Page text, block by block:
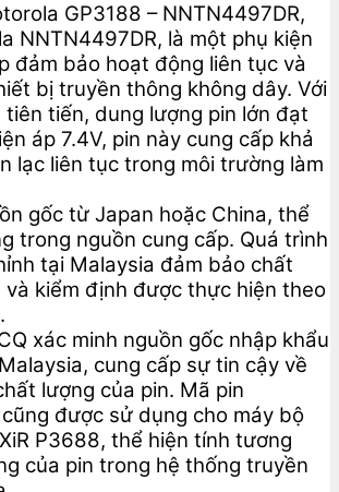
GP3188 – NNTN4497DR,
NNTN4497DR, là một phụ kiện
đảm bảo hoạt động liên tục và
bị truyền thông không dây. Với
tiến, dung lượng pin lớn đạt
áp 7.4V, pin này cung cấp khả
lạc liên tục trong môi trường làm
gốc từ Japan hoặc China, thể
trong nguồn cung cấp. Quá trình
tại Malaysia đảm bảo chất
và kiểm định được thực hiện theo
xác minh nguồn gốc nhập khẩu
cung cấp sự tin cậy về
lượng của pin. Mã pin
được sử dụng cho máy bộ
P3688, thể hiện tính tương
của pin trong hệ thống truyền